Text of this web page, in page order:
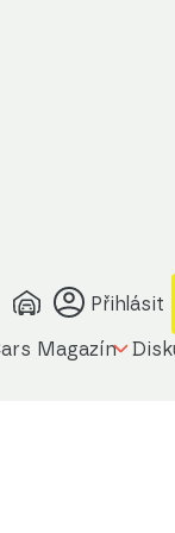
Přihlásit
Magazín